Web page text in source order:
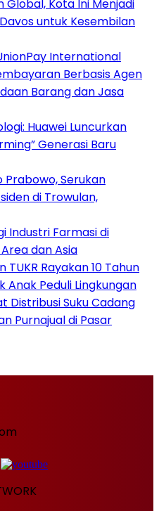
Global, Kota Ini Menjadi
untuk Kesembilan
International
Berbasis Agen
Barang dan Jasa
Huawei Luncurkan
Generasi Baru
Prabowo, Serukan
di Trowulan,
Industri Farmasi di
dan Asia
TUKR Rayakan 10 Tahun
Anak Peduli Lingkungan
Distribusi Suku Cadang
Purnajual di Pasar